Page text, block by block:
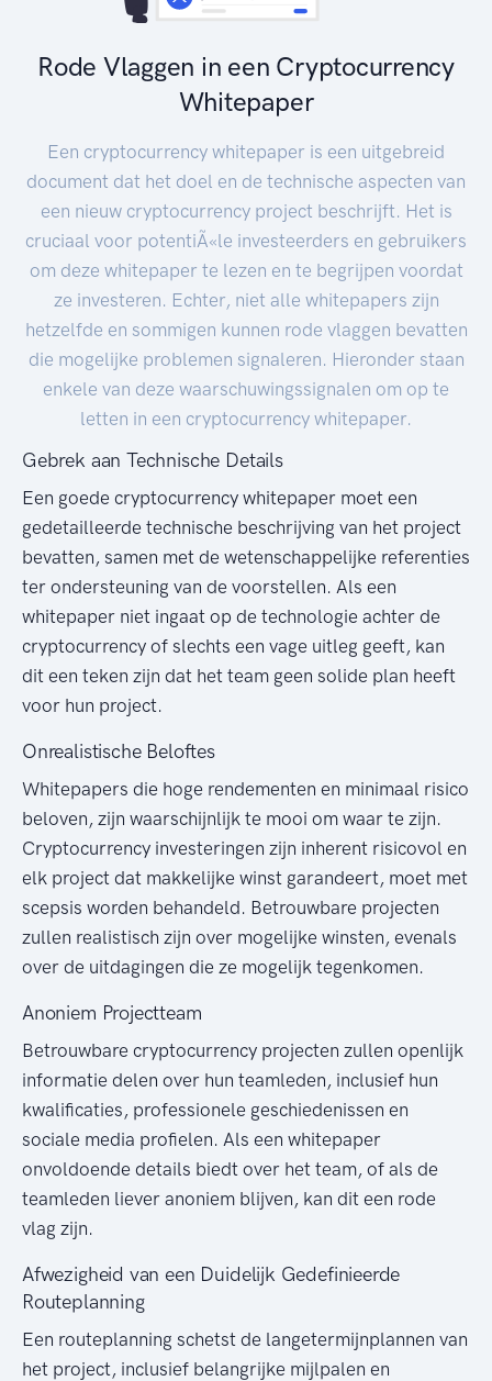
Rode Vlaggen in een Cryptocurrency
Whitepaper
Een cryptocurrency whitepaper is een uitgebreid
document dat het doel en de technische aspecten van
een nieuw cryptocurrency project beschrijft. Het is
cruciaal voor potentiÃ«le investeerders en gebruikers
om deze whitepaper te lezen en te begrijpen voordat
ze investeren. Echter, niet alle whitepapers zijn
hetzelfde en sommigen kunnen rode vlaggen bevatten
die mogelijke problemen signaleren. Hieronder staan
enkele van deze waarschuwingssignalen om op te
letten in een cryptocurrency whitepaper.
Gebrek aan Technische Details
Een goede cryptocurrency whitepaper moet een
gedetailleerde technische beschrijving van het project
bevatten, samen met de wetenschappelijke referenties
ter ondersteuning van de voorstellen. Als een
whitepaper niet ingaat op de technologie achter de
cryptocurrency of slechts een vage uitleg geeft, kan
dit een teken zijn dat het team geen solide plan heeft
voor hun project.
Onrealistische Beloftes
Whitepapers die hoge rendementen en minimaal risico
beloven, zijn waarschijnlijk te mooi om waar te zijn.
Cryptocurrency investeringen zijn inherent risicovol en
elk project dat makkelijke winst garandeert, moet met
scepsis worden behandeld. Betrouwbare projecten
zullen realistisch zijn over mogelijke winsten, evenals
over de uitdagingen die ze mogelijk tegenkomen.
Anoniem Projectteam
Betrouwbare cryptocurrency projecten zullen openlijk
informatie delen over hun teamleden, inclusief hun
kwalificaties, professionele geschiedenissen en
sociale media profielen. Als een whitepaper
onvoldoende details biedt over het team, of als de
teamleden liever anoniem blijven, kan dit een rode
vlag zijn.
Afwezigheid van een Duidelijk Gedefinieerde
Routeplanning
Een routeplanning schetst de langetermijnplannen van
het project, inclusief belangrijke mijlpalen en